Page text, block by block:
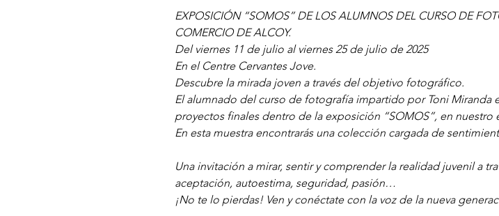
EXPOSICIÓN “SOMOS” DE LOS ALUMNOS DEL CURSO DE
COMERCIO DE ALCOY.
Del viernes 11 de julio al viernes 25 de julio de 2025
En el Centre Cervantes Jove.
Descubre la mirada joven a través del objetivo fotográfico.
El alumnado del curso de fotografía impartido por Toni Miranda
proyectos finales dentro de la exposición “SOMOS”, en nuestro
En esta muestra encontrarás una colección cargada de
Una invitación a mirar, sentir y comprender la realidad juvenil a
aceptación, autoestima, seguridad, pasión…
¡No te lo pierdas! Ven y conéctate con la voz de la nueva